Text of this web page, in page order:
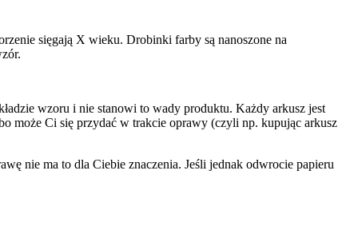
sięgają X wieku. Drobinki farby są nanoszone na
wzoru i nie stanowi to wady produktu. Każdy arkusz jest
może Ci się przydać w trakcie oprawy (czyli np. kupując arkusz
nie ma to dla Ciebie znaczenia. Jeśli jednak odwrocie papieru